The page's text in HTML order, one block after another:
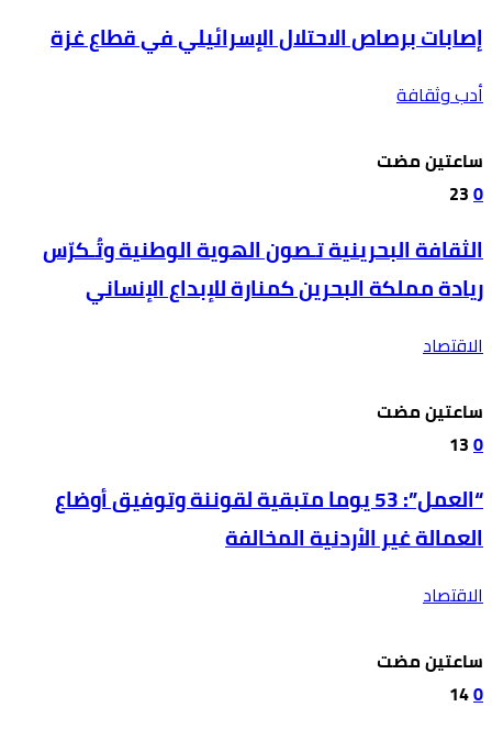
إصابات برصاص الاحتلال الإسرائيلي في قطاع غزة
أدب وثقافة
‫‫‫‏‫ساعتين مضت‬
0
23
الثقافة البحرينية تـصون الهوية الوطنية وتُـكرّس
ريادة مملكة البحرين كمنارة للإبداع الإنساني
الاقتصاد
‫‫‫‏‫ساعتين مضت‬
0
13
“العمل”: 53 يوما متبقية لقوننة وتوفيق أوضاع
العمالة غير الأردنية المخالفة
الاقتصاد
‫‫‫‏‫ساعتين مضت‬
0
14